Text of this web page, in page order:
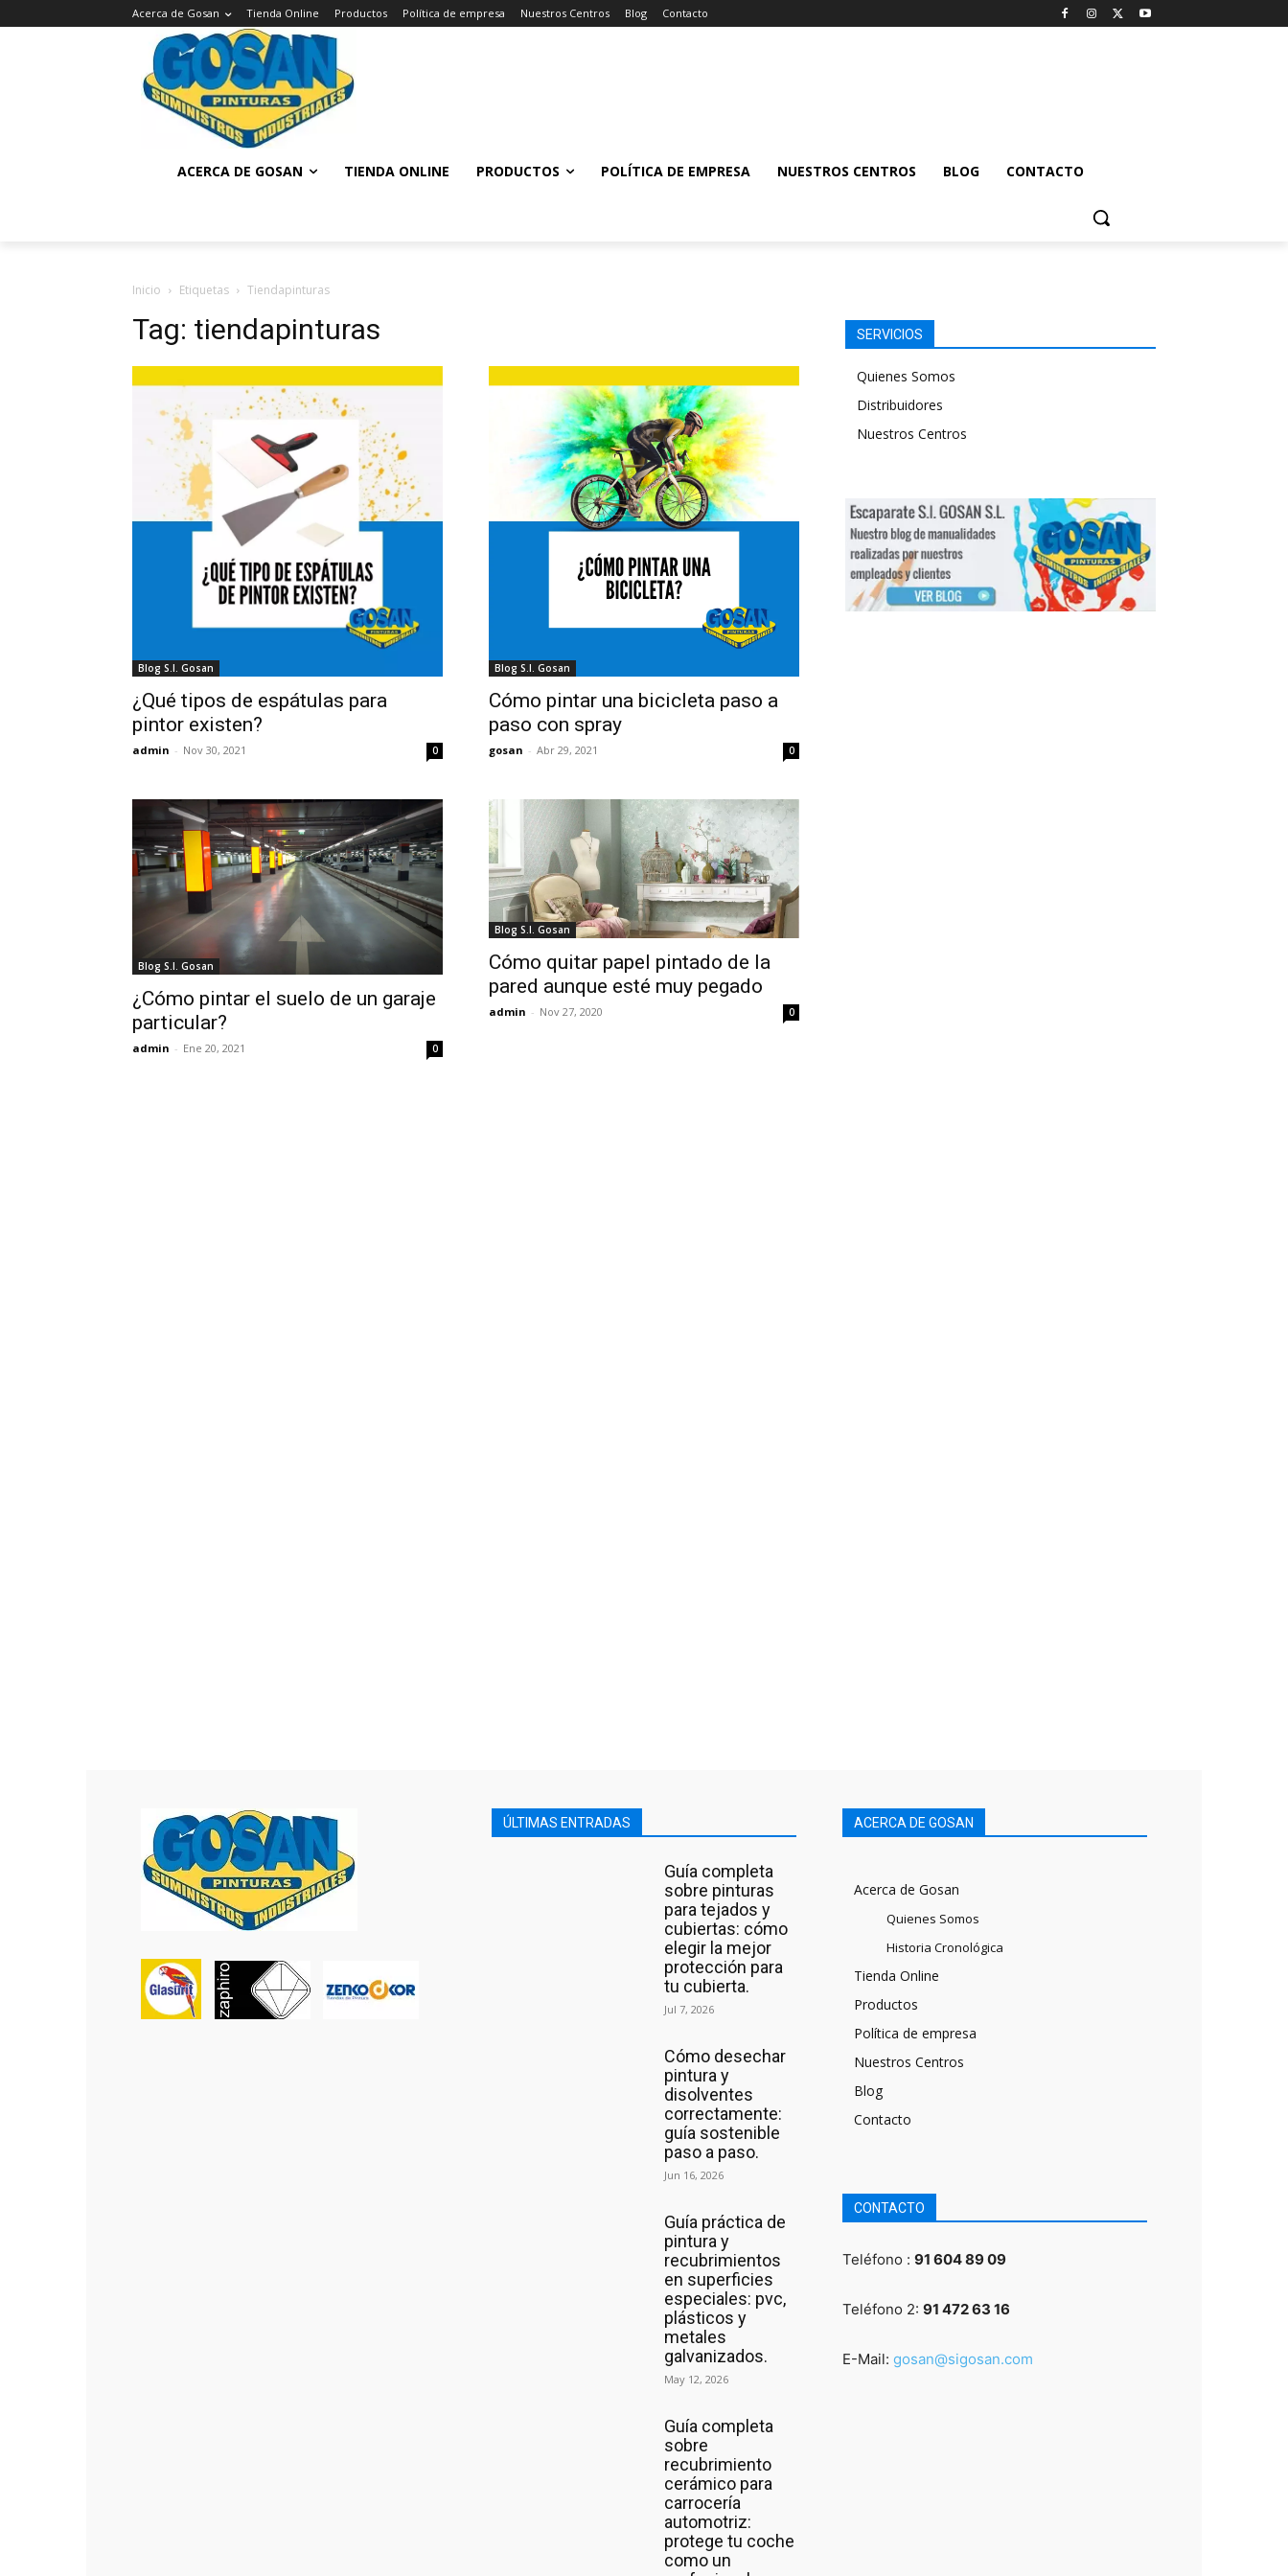
Acerca de Gosan Tienda Online Productos Política de empresa Nuestros Centros Blog Contacto
ACERCA DE GOSAN TIENDA ONLINE PRODUCTOS POLÍTICA DE EMPRESA NUESTROS CENTROS BLOG CONTACTO
Inicio Etiquetas Tiendapinturas
Tag: tiendapinturas
Blog S.I. Gosan
¿Qué tipos de espátulas para
pintor existen?
admin - Nov 30, 2021 0
Blog S.I. Gosan
Cómo pintar una bicicleta paso a
paso con spray
gosan - Abr 29, 2021 0
Blog S.I. Gosan
¿Cómo pintar el suelo de un garaje
particular?
admin - Ene 20, 2021 0
Blog S.I. Gosan
Cómo quitar papel pintado de la
pared aunque esté muy pegado
admin - Nov 27, 2020 0
SERVICIOS
Quienes Somos
Distribuidores
Nuestros Centros
ÚLTIMAS ENTRADAS
Guía completa
sobre pinturas
para tejados y
cubiertas: cómo
elegir la mejor
protección para
tu cubierta.
Jul 7, 2026
Cómo desechar
pintura y
disolventes
correctamente:
guía sostenible
paso a paso.
Jun 16, 2026
Guía práctica de
pintura y
recubrimientos
en superficies
especiales: pvc,
plásticos y
metales
galvanizados.
May 12, 2026
Guía completa
sobre
recubrimiento
cerámico para
carrocería
automotriz:
protege tu coche
como un
ACERCA DE GOSAN
Acerca de Gosan
Quienes Somos
Historia Cronológica
Tienda Online
Productos
Política de empresa
Nuestros Centros
Blog
Contacto
CONTACTO
Teléfono : 91 604 89 09
Teléfono 2: 91 472 63 16
E-Mail: gosan@sigosan.com